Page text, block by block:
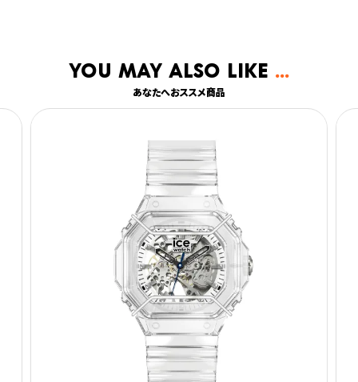
You may also like
あなたへおススメ商品